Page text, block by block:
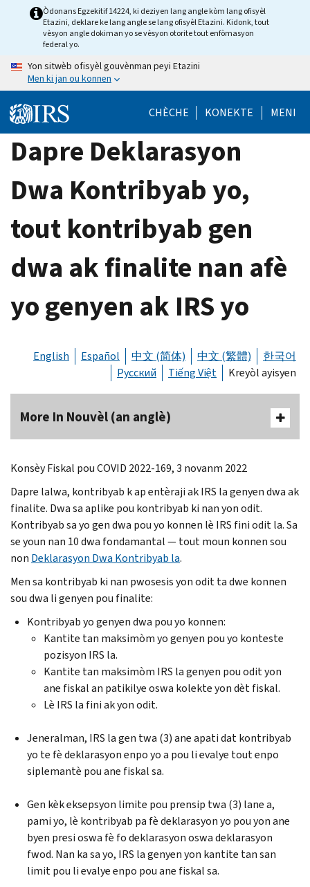
Òdonans Egzekitif 14224, ki deziyen lang angle kòm lang ofisyèl
Etazini, deklare ke lang angle se lang ofisyèl Etazini. Kidonk, tout
vèsyon angle dokiman yo se vèsyon otorite tout enfòmasyon
federal yo.
Yon sitwèb ofisyèl gouvènman peyi Etazini
Men ki jan ou konnen
CHÈCHE KONEKTE MENI
Dapre Deklarasyon
Dwa Kontribyab yo,
tout kontribyab gen
dwa ak finalite nan afè
yo genyen ak IRS yo
English Español 中文 (简体) 中文 (繁體)
한국어
Русский
Tiếng Việt Kreyòl ayisyen
More In Nouvèl (an anglè)
Konsèy Fiskal pou COVID 2022-169, 3 novanm 2022
Dapre lalwa, kontribyab k ap entèraji ak IRS la genyen dwa ak
finalite. Dwa sa aplike pou kontribyab ki nan yon odit.
Kontribyab sa yo gen dwa pou yo konnen lè IRS fini odit la. Sa
se youn nan 10 dwa fondamantal — tout moun konnen sou
non Deklarasyon Dwa Kontribyab la.
Men sa kontribyab ki nan pwosesis yon odit ta dwe konnen
sou dwa li genyen pou finalite:
Kontribyab yo genyen dwa pou yo konnen:
Kantite tan maksimòm yo genyen pou yo konteste
pozisyon IRS la.
Kantite tan maksimòm IRS la genyen pou odit yon
ane fiskal an patikilye oswa kolekte yon dèt fiskal.
Lè IRS la fini ak yon odit.
Jeneralman, IRS la gen twa (3) ane apati dat kontribyab
yo te fè deklarasyon enpo yo a pou li evalye tout enpo
siplemantè pou ane fiskal sa.
Gen kèk eksepsyon limite pou prensip twa (3) lane a,
pami yo, lè kontribyab pa fè deklarasyon yo pou yon ane
byen presi oswa fè fo deklarasyon oswa deklarasyon
fwod. Nan ka sa yo, IRS la genyen yon kantite tan san
limit pou li evalye enpo pou ane fiskal sa.